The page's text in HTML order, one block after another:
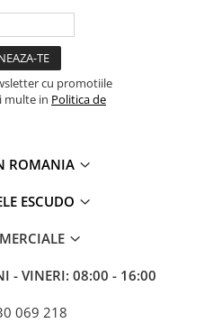
cu promotiile
multe in Politica de
ROMANIA
ESCUDO
- VINERI: 08:00 - 16:00
069 218